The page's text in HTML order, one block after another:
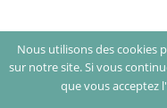
Nous utilisons des cookies
sur notre site. Si vous
que vous acceptez